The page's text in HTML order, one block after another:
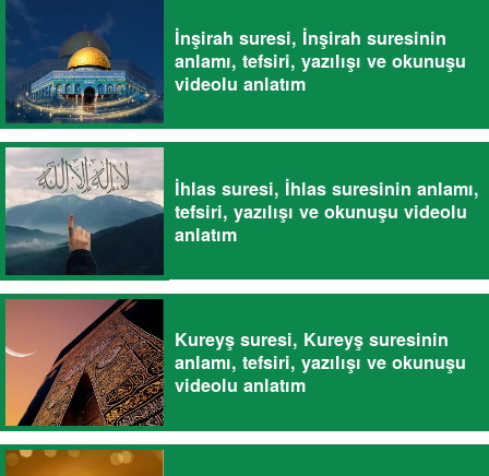
İnşirah suresi, İnşirah suresinin
anlamı, tefsiri, yazılışı ve okunuşu
videolu anlatım
İhlas suresi, İhlas suresinin anlamı,
tefsiri, yazılışı ve okunuşu videolu
anlatım
Kureyş suresi, Kureyş suresinin
anlamı, tefsiri, yazılışı ve okunuşu
videolu anlatım